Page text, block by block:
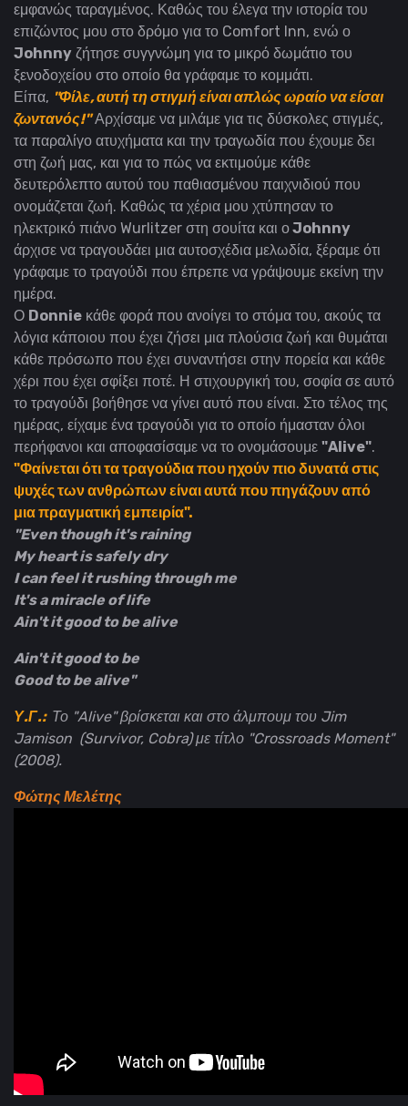
εμφανώς ταραγμένος. Καθώς του έλεγα την ιστορία του
επιζώντος μου στο δρόμο για το Comfort Inn, ενώ ο
Johnny ζήτησε συγγνώμη για τo μικρό δωμάτιο του
ξενοδοχείου στο οποίο θα γράφαμε το κομμάτι.
Είπα, "Φίλε, αυτή τη στιγμή είναι απλώς ωραίο να είσαι
ζωντανός!" Αρχίσαμε να μιλάμε για τις δύσκολες στιγμές,
τα παραλίγο ατυχήματα και την τραγωδία που έχουμε δει
στη ζωή μας, και για το πώς να εκτιμούμε κάθε
δευτερόλεπτο αυτού του παθιασμένου παιχνιδιού που
ονομάζεται ζωή. Καθώς τα χέρια μου χτύπησαν το
ηλεκτρικό πιάνο Wurlitzer στη σουίτα και οJohnny
άρχισε να τραγουδάει μια αυτοσχέδια μελωδία, ξέραμε ότι
γράφαμε το τραγούδι που έπρεπε να γράψουμε εκείνη την
ημέρα.
Ο Donnie κάθε φορά που ανοίγει το στόμα του, ακούς τα
λόγια κάποιου που έχει ζήσει μια πλούσια ζωή και θυμάται
κάθε πρόσωπο που έχει συναντήσει στην πορεία και κάθε
χέρι που έχει σφίξει ποτέ. Η στιχουργική του, σοφία σε αυτό
το τραγούδι βοήθησε να γίνει αυτό που είναι. Στο τέλος της
ημέρας, είχαμε ένα τραγούδι για το οποίο ήμασταν όλοι
περήφανοι και αποφασίσαμε να το ονομάσουμε "Alive".
"Φαίνεται ότι τα τραγούδια που ηχούν πιο δυνατά στις
ψυχές των ανθρώπων είναι αυτά που πηγάζουν από
μια πραγματική εμπειρία".
"Even though it's raining
My heart is safely dry
I can feel it rushing through me
It's a miracle of life
Ain't it good to be alive
Ain't it good to be
Good to be alive"
Υ.Γ.: Το "Alive" βρίσκεται και στο άλμπουμ του Jim
Jamison (Survivor, Cobra) με τίτλο "Crossroads Moment"
(2008).
Φώτης Μελέτης